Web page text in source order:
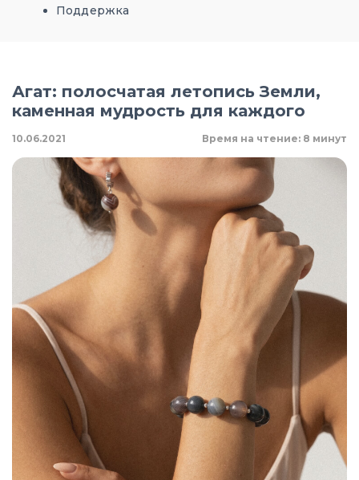
Поддержка
Агат: полосчатая летопись Земли,
каменная мудрость для каждого
10.06.2021 Время на чтение: 8 минут